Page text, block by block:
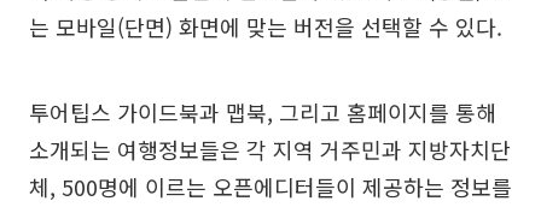
는 모바일(단면) 화면에 맞는 버전을 선택할 수 있다.
투어팁스 가이드북과 맵북, 그리고 홈페이지를 통해
소개되는 여행정보들은 각 지역 거주민과 지방자치단
체, 500명에 이르는 오픈에디터들이 제공하는 정보를